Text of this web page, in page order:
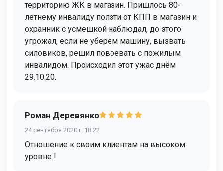
территорию ЖК в магазин. Пришлось 80-
летнему инвалиду ползти от КПП в магазин и
охранник с усмешкой наблюдал, до этого
угрожал, если не уберём машину, вызвать
силовиков, решил повоевать с пожилым
инвалидом. Происходил этот ужас днём
29.10.20.
Роман Деревянко
24 сентября 2020 г. 18:22
Отношение к своим клиентам на высоком
уровне !